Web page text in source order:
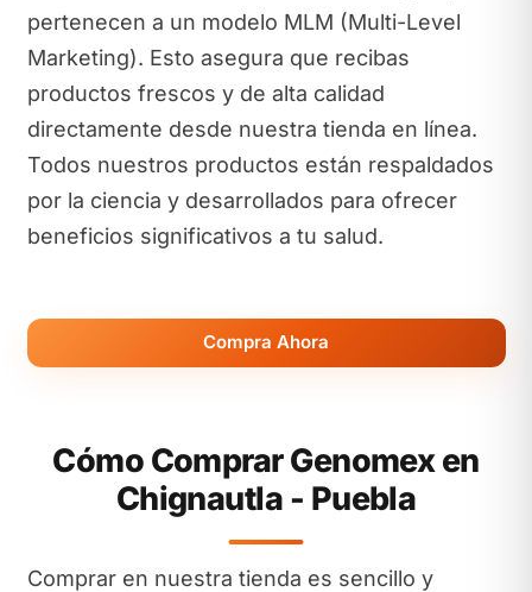
pertenecen a un modelo MLM (Multi-Level
Marketing). Esto asegura que recibas
productos frescos y de alta calidad
directamente desde nuestra tienda en línea.
Todos nuestros productos están respaldados
por la ciencia y desarrollados para ofrecer
beneficios significativos a tu salud.
Compra Ahora
Cómo Comprar Genomex en
Chignautla - Puebla
Comprar en nuestra tienda es sencillo y